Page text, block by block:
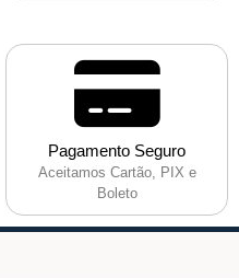
Pagamento Seguro
Aceitamos Cartão, PIX e
Boleto